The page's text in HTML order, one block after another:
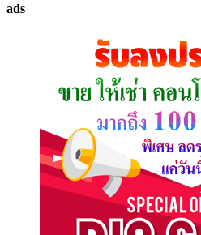
ที่
ads